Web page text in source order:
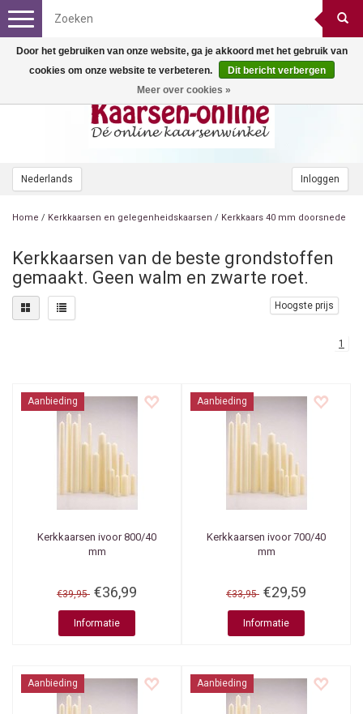
Nederlands Inloggen
Toggle
navigation
Home / Kerkkaarsen en gelegenheidskaarsen / Kerkkaars 40 mm doorsnede
Kerkkaarsen van de beste grondstoffen
gemaakt. Geen walm en zwarte roet.
Hoogste prijs
1
Aanbieding
Kerkkaarsen ivoor 800/40
mm
€39,95 €36,99
Informatie
Aanbieding
Kerkkaarsen ivoor 700/40
mm
€33,95 €29,59
Informatie
Aanbieding Aanbieding
Door het gebruiken van onze website, ga je akkoord met het gebruik van
cookies om onze website te verbeteren.
Dit bericht verbergen
Meer over cookies »